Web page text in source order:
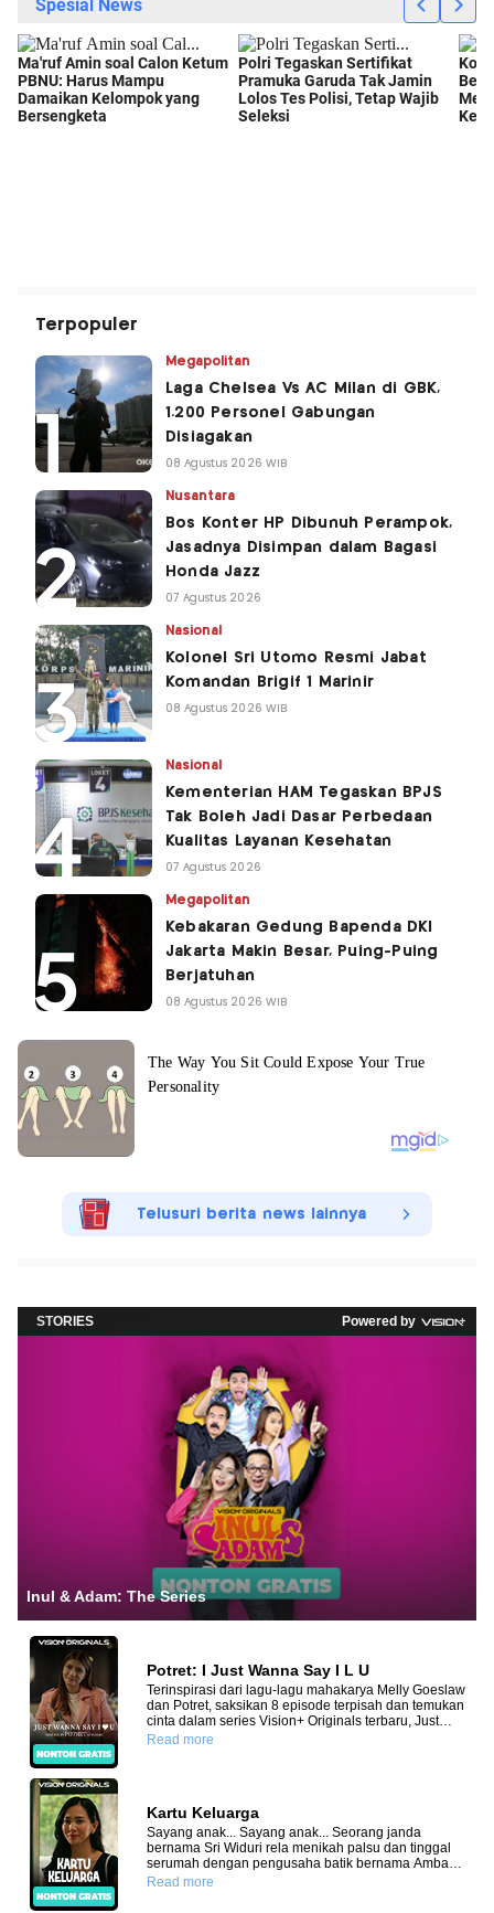
Terpopuler
Megapolitan
Laga Chelsea Vs AC Milan di GBK,
1.200 Personel Gabungan
Disiagakan
08 Agustus 2026 WIB
Nusantara
Bos Konter HP Dibunuh Perampok,
Jasadnya Disimpan dalam Bagasi
Honda Jazz
07 Agustus 2026
Nasional
Kolonel Sri Utomo Resmi Jabat
Komandan Brigif 1 Marinir
08 Agustus 2026 WIB
Nasional
Kementerian HAM Tegaskan BPJS
Tak Boleh Jadi Dasar Perbedaan
Kualitas Layanan Kesehatan
07 Agustus 2026
Megapolitan
Kebakaran Gedung Bapenda DKI
Jakarta Makin Besar, Puing-Puing
Berjatuhan
08 Agustus 2026 WIB
Telusuri berita news lainnya